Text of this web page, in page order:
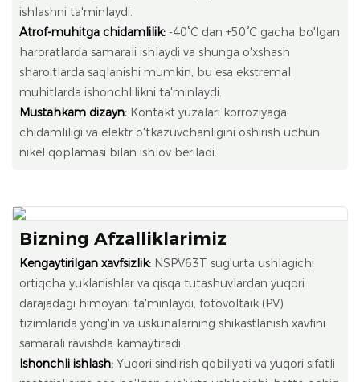
ishlashni ta'minlaydi.
Atrof-muhitga chidamlilik:-40°C dan +50°C gacha bo'lgan
haroratlarda samarali ishlaydi va shunga o'xshash
sharoitlarda saqlanishi mumkin, bu esa ekstremal
muhitlarda ishonchlilikni ta'minlaydi.
Mustahkam dizayn:Kontakt yuzalari korroziyaga
chidamliligi va elektr o'tkazuvchanligini oshirish uchun
nikel qoplamasi bilan ishlov beriladi.
Bizning Afzalliklarimiz
Kengaytirilgan xavfsizlik:NSPV63T sug'urta ushlagichi
ortiqcha yuklanishlar va qisqa tutashuvlardan yuqori
darajadagi himoyani ta'minlaydi, fotovoltaik (PV)
tizimlarida yong'in va uskunalarning shikastlanish xavfini
samarali ravishda kamaytiradi.
Ishonchli ishlash:Yuqori sindirish qobiliyati va yuqori sifatli